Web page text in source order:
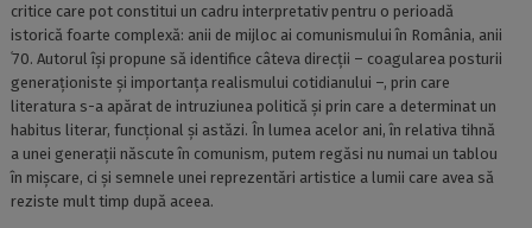
critice care pot constitui un cadru interpretativ pentru o perioadă
istorică foarte complexă: anii de mijloc ai comunismului în România, anii
ʿ70. Autorul își propune să identifice câteva direcții – coagularea posturii
generaționiste și importanța realismului cotidianului –, prin care
literatura s-a apărat de intruziunea politică și prin care a determinat un
habitus literar, funcțional și astăzi. În lumea acelor ani, în relativa tihnă
a unei generații născute în comunism, putem regăsi nu numai un tablou
în mișcare, ci și semnele unei reprezentări artistice a lumii care avea să
reziste mult timp după aceea.